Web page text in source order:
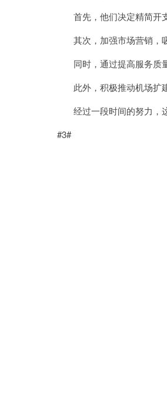
首先，他们决定精简开支
其次，加强市场营销，吸
同时，通过提高服务质量
此外，积极推动机场扩建
经过一段时间的努力，这
#3#